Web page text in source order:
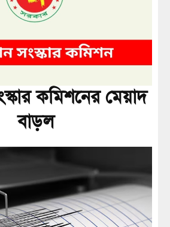
কমিশনের মেয়াদ
বাড়ল